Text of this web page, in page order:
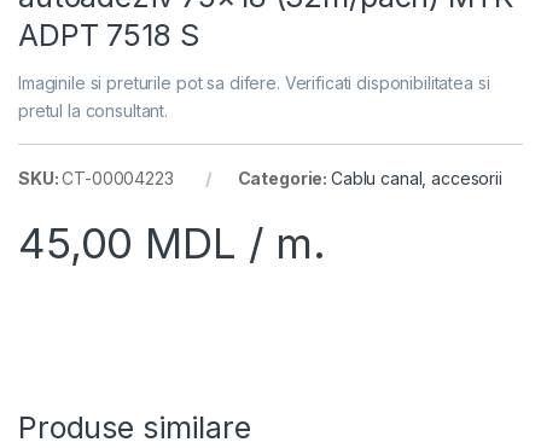
ADPT 7518 S
Imaginile si preturile pot sa difere. Verificati disponibilitatea si
pretul la consultant.
SKU:CT-00004223 Categorie: Cablu canal, accesorii
45,00 MDL / m.
Produse similare